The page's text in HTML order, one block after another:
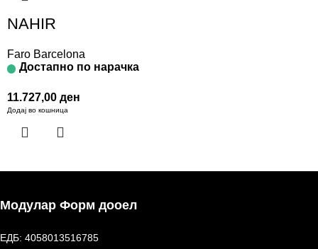
NAHIR
Faro Barcelona
Достапно по нарачка
11.727,00 ден
Додај во кошница
Модулар Форм дооел
ЕДБ: 4058013516785